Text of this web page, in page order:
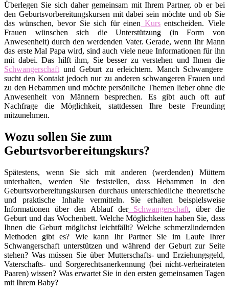
Überlegen Sie sich daher gemeinsam mit Ihrem Partner, ob er bei
den Geburtsvorbereitungskursen mit dabei sein möchte und ob Sie
das wünschen, bevor Sie sich für einen Kursentscheiden. Viele
Frauen wünschen sich die Unterstützung (in Form von
Anwesenheit) durch den werdenden Vater. Gerade, wenn Ihr Mann
das erste Mal Papa wird, sind auch viele neue Informationen für ihn
mit dabei. Das hilft ihm, Sie besser zu verstehen und Ihnen die
Schwangerschaft und Geburt zu erleichtern. Manch Schwangere
sucht den Kontakt jedoch nur zu anderen schwangeren Frauen und
zu den Hebammen und möchte persönliche Themen lieber ohne die
Anwesenheit von Männern besprechen. Es gibt auch oft auf
Nachfrage die Möglichkeit, stattdessen Ihre beste Freunding
mitzunehmen.
Wozu sollen Sie zum
Geburtsvorbereitungskurs?
Spätestens, wenn Sie sich mit anderen (werdenden) Müttern
unterhalten, werden Sie feststellen, dass Hebammen in den
Geburtsvorbereitungskursen durchaus unterschiedliche theoretische
und praktische Inhalte vermitteln. Sie erhalten beispielsweise
Informationen über den Ablauf derSchwangerschaft, über die
Geburt und das Wochenbett. Welche Möglichkeiten haben Sie, dass
Ihnen die Geburt möglichst leichtfällt? Welche schmerzlindernden
Methoden gibt es? Wie kann Ihr Partner Sie im Laufe Ihrer
Schwangerschaft unterstützen und während der Geburt zur Seite
stehen? Was müssen Sie über Mutterschafts- und Erziehungsgeld,
Vaterschafts- und Sorgerechtsanerkennung (bei nicht-verheirateten
Paaren) wissen? Was erwartet Sie in den ersten gemeinsamen Tagen
mit Ihrem Baby?